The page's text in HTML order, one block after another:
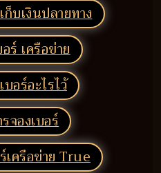
ก็บเงินปลายทาง
ร์ เครือข่าย
บอร์อะไรไว้
จองเบอร์
เครือข่าย True